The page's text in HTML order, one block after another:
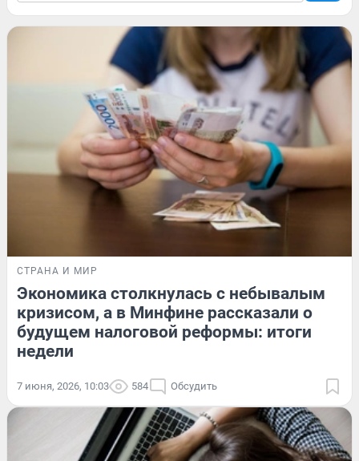
СТРАНА И МИР
Экономика столкнулась с небывалым
кризисом, а в Минфине рассказали о
будущем налоговой реформы: итоги
недели
7 июня, 2026, 10:03 584 Обсудить